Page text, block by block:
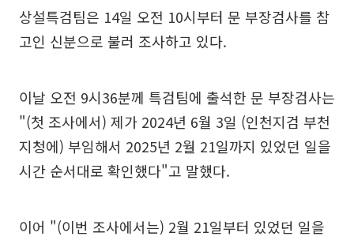
상설특검팀은 14일 오전 10시부터 문 부장검사를 참
고인 신분으로 불러 조사하고 있다.
이날 오전 9시36분께 특검팀에 출석한 문 부장검사는
"(첫 조사에서) 제가 2024년 6월 3일 (인천지검 부천
지청에) 부임해서 2025년 2월 21일까지 있었던 일을
시간 순서대로 확인했다"고 말했다.
이어 "(이번 조사에서는) 2월 21일부터 있었던 일을